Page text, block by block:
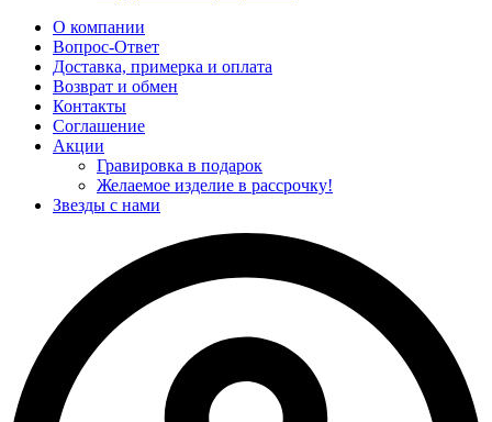
О компании
Вопрос-Ответ
Доставка, примерка и оплата
Возврат и обмен
Контакты
Соглашение
Акции
Гравировка в подарок
Желаемое изделие в рассрочку!
Звезды с нами